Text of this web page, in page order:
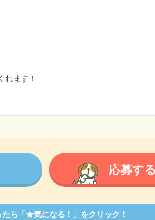
れます！
応募す
たら「★気になる！」をクリック！